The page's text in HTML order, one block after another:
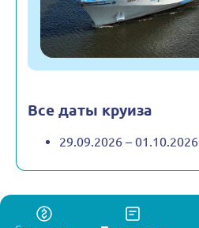
Все даты круиза
29.09.2026 – 01.10.2026